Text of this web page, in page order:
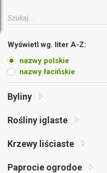
Wyświetl wg. liter A-Z:
nazwy polskie
nazwy łacińskie
Byliny
Rośliny iglaste
Krzewy liściaste
Paprocie ogrodoe